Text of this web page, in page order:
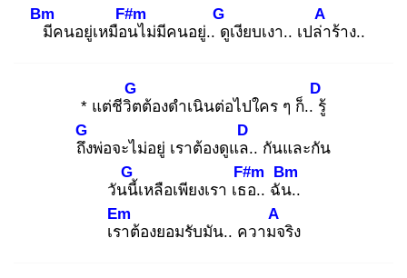
มี
Bm
คนอยู่เหมือน
F#m
ไม่มีคนอยู่.. ดู
G
เงียบเงา.. เปล่า
A
ร้าง..
* แต่ชีวิต
G
ต้องดำเนินต่อไปใคร ๆ ก็.. รู้
D
ถึง
G
พ่อจะไม่อยู่ เราต้องดูแล.
D
. กันและกัน
วันนี้
G
เหลือเพียงเรา เธอ
F#m
.. ฉัน.
Bm
.
เรา
Em
ต้องยอมรับมัน.. ความจ
A
ริง